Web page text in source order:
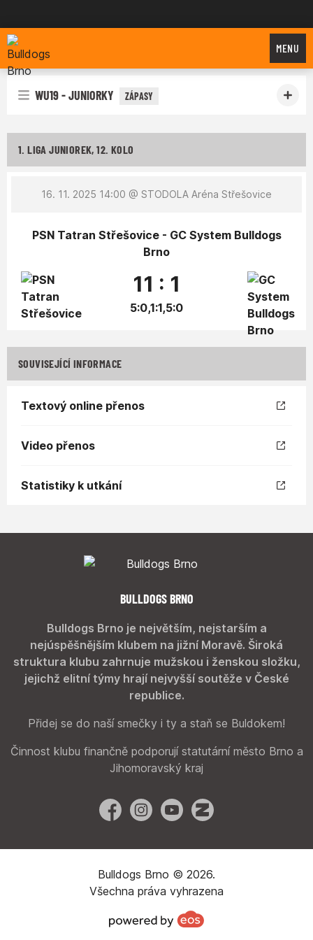
Bulldogs Brno
MENU
WU19 - JUNIORKY ZÁPASY
1. LIGA JUNIOREK, 12. KOLO
16. 11. 2025 14:00 @ STODOLA Aréna Střešovice
PSN Tatran Střešovice - GC System Bulldogs
Brno
11 : 1
5:0,1:1,5:0
SOUVISEJÍCÍ INFORMACE
Textový online přenos
Video přenos
Statistiky k utkání
BULLDOGS BRNO
Bulldogs Brno je největším, nejstarším a
nejúspěšnějším klubem na jižní Moravě. Široká
struktura klubu zahrnuje mužskou i ženskou složku,
jejichž elitní týmy hrají nejvyšší soutěže v České
republice.
Přidej se do naší smečky i ty a staň se Buldokem!
Činnost klubu finančně podporují statutární město Brno a
Jihomoravský kraj
FacebookInstagramYouTubeZonerama
Bulldogs Brno © 2026.
Všechna práva vyhrazena